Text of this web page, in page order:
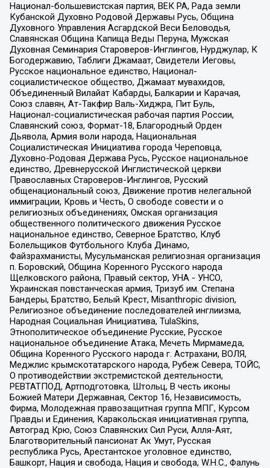
Национал-большевистская партия, ВЕК РА, Рада земли
Кубанской Духовно Родовой Державы Русь, Община
Духовного Управления Асгардской Веси Беловодья,
Славянская Община Капища Веды Перуна, Мужская
Духовная Семинария Староверов-Инглингов, Нурджулар, К
Богодержавию, Таблиги Джамаат, Свидетели Иеговы,
Русское национальное единство, Национал-
социалистическое общество, Джамаат мувахидов,
Объединенный Вилайат Кабарды, Балкарии и Карачая,
Союз славян, Ат-Такфир Валь-Хиджра, Пит Буль,
Национал-социалистическая рабочая партия России,
Славянский союз, Формат-18, Благородный Орден
Дьявола, Армия воли народа, Национальная
Социалистическая Инициатива города Череповца,
Духовно-Родовая Держава Русь, Русское национальное
единство, Древнерусской Инглистической церкви
Православных Староверов-Инглингов, Русский
общенациональный союз, Движение против нелегальной
иммиграции, Кровь и Честь, О свободе совести и о
религиозных объединениях, Омская организация
общественного политического движения Русское
национальное единство, Северное Братство, Клуб
Болельщиков Футбольного Клуба Динамо,
Файзрахманисты, Мусульманская религиозная организация
п. Боровский, Община Коренного Русского народа
Щелковского района, Правый сектор, УНА - УНСО,
Украинская повстанческая армия, Тризуб им. Степана
Бандеры, Братство, Белый Крест, Misanthropic division,
Религиозное объединение последователей инглиизма,
Народная Социальная Инициатива, TulaSkins,
Этнополитическое объединение Русские, Русское
национальное объединение Атака, Мечеть Мирмамеда,
Община Коренного Русского народа г. Астрахани, ВОЛЯ,
Меджлис крымскотатарского народа, Рубеж Севера, ТОЙС,
О противодействии экстремистской деятельности,
РЕВТАТПОД, Артподготовка, Штольц, В честь иконы
Божией Матери Державная, Сектор 16, Независимость,
Фирма, Молодежная правозащитная группа МПГ, Курсом
Правды и Единения, Каракольская инициативная группа,
Автоград Крю, Союз Славянских Сил Руси, Алля-Аят,
Благотворительный пансионат Ак Умут, Русская
республика Русь, Арестантское уголовное единство,
Башкорт, Нация и свобода, Нация и свобода, W.H.С., Фалунь